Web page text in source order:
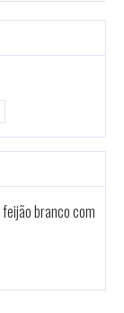
branco com